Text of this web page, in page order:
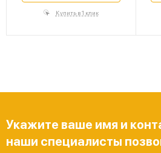
Купить в 1 клик
Укажите ваше имя и
наши специалисты